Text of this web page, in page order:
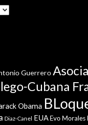
Guerrero
Cubana
Obama
Diaz-Canel EUAEvo Morales